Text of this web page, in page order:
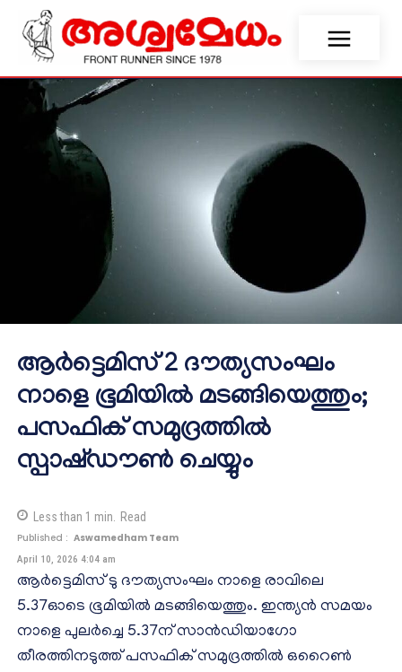
ആർട്ടെമിസ് 2 ദൗത്യസംഘം
നാളെ ഭൂമിയിൽ മടങ്ങിയെത്തും;
പസഫിക് സമുദ്രത്തിൽ
സ്പാഷ്ഡൗൺ ചെയ്യും
Less than 1 min. Read
Published : Aswamedham Team
April 10, 2026 4:04 am
ആർട്ടെമിസ് ടു ദൗത്യസംഘം നാളെ രാവിലെ
5.37ഓടെ ഭൂമിയിൽ മടങ്ങിയെത്തും. ഇന്ത്യൻ സമയം
നാളെ പുലർച്ചെ 5.37ന് സാൻഡിയാഗോ
തീരത്തിനടുത്ത് പസഫിക് സമുദ്രത്തിൽ ഒറൈൺ